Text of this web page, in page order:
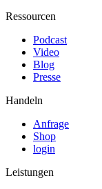
Ressourcen
Podcast
Video
Blog
Presse
Handeln
Anfrage
Shop
login
Leistungen